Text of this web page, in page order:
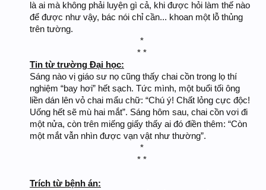
là ai mà không phải luyện gì cả, khi được hỏi làm thế nào
để được như vậy, bác nói chỉ cần... khoan một lỗ thủng
trên tường.
*
* *​
Tin từ trường Đại học:
Sáng nào vị giáo sư nọ cũng thấy chai cồn trong lọ thí
nghiệm “bay hơi” hết sạch. Tức mình, một buổi tối ông
liền dán lên vỏ chai mẩu chữ: “Chú ý! Chất lỏng cực độc!
Uống hết sẽ mù hai mắt”. Sáng hôm sau, chai cồn vơi đi
một nửa, còn trên miếng giấy thấy ai đó điền thêm: “Còn
một mắt vẫn nhìn được vạn vật như thường”.
*
* *
Trích từ bệnh án: